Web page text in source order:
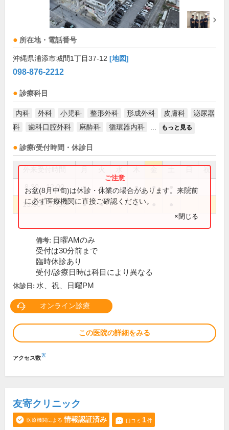
所在地・電話番号
沖縄県浦添市城間1丁目37-12 [地図]
098-876-2212
診療科目
内科 外科 小児科 整形外科 形成外科 皮膚科
泌尿器
科
歯科口腔外科 麻酔科 循環器内科 もっと見る
診療/受付時間・休診日
祝
8:30～12:00 ● ● ● ● ●
13:30～17:30 ● ● ●
お盆(8月中旬)は休診・休業の場合があります。来院前
に必ず医療機関に直接ご確認ください。
×閉じる
備考: 日曜AMのみ
受付は30分前まで
臨時休診あり
受付/診療日時は科目により異なる
休診日: 水、祝、日曜PM
オンライン診療
この医院の詳細をみる
アクセス数※
友寄クリニック
医療機関による 情報認証済み 口コミ 1件